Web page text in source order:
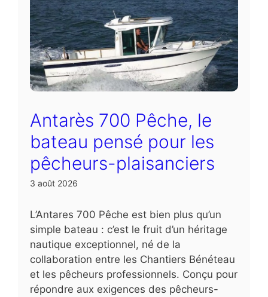
Antarès 700 Pêche, le
bateau pensé pour les
pêcheurs-plaisanciers
3 août 2026
L’Antares 700 Pêche est bien plus qu’un
simple bateau : c’est le fruit d’un héritage
nautique exceptionnel, né de la
collaboration entre les Chantiers Bénéteau
et les pêcheurs professionnels. Conçu pour
répondre aux exigences des pêcheurs-